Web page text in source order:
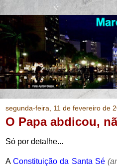
segunda-feira, 11 de fevereiro de
O Papa abdicou,
Só por detalhe...
AConstituição da Santa Sé